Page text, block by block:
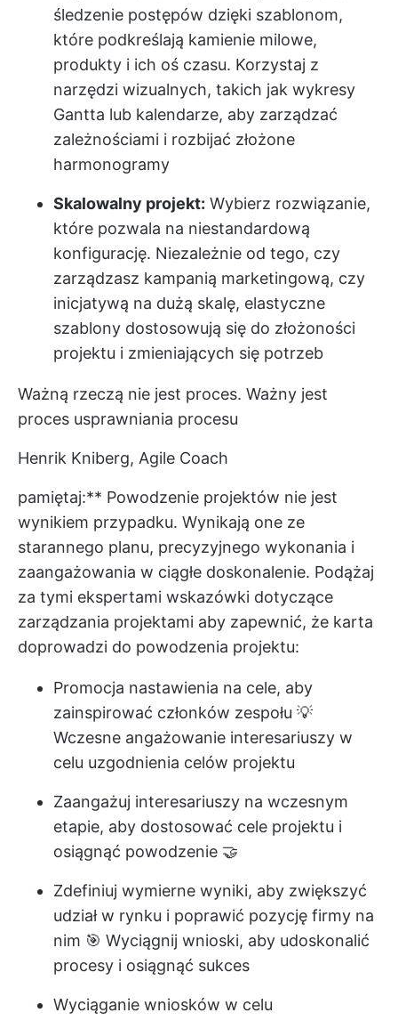
śledzenie postępów dzięki szablonom,
które podkreślają kamienie milowe,
produkty i ich oś czasu. Korzystaj z
narzędzi wizualnych, takich jak wykresy
Gantta lub kalendarze, aby zarządzać
zależnościami i rozbijać złożone
harmonogramy
Skalowalny projekt: Wybierz rozwiązanie,
które pozwala na niestandardową
konfigurację. Niezależnie od tego, czy
zarządzasz kampanią marketingową, czy
inicjatywą na dużą skalę, elastyczne
szablony dostosowują się do złożoności
projektu i zmieniających się potrzeb
Ważną rzeczą nie jest proces. Ważny jest
proces usprawniania procesu
Henrik Kniberg, Agile Coach
pamiętaj:** Powodzenie projektów nie jest
wynikiem przypadku. Wynikają one ze
starannego planu, precyzyjnego wykonania i
zaangażowania w ciągłe doskonalenie. Podążaj
za tymi ekspertami wskazówki dotyczące
zarządzania projektami aby zapewnić, że karta
doprowadzi do powodzenia projektu:
Promocja nastawienia na cele, aby
zainspirować członków zespołu 💡
Wczesne angażowanie interesariuszy w
celu uzgodnienia celów projektu
Zaangażuj interesariuszy na wczesnym
etapie, aby dostosować cele projektu i
osiągnąć powodzenie 🤝
Zdefiniuj wymierne wyniki, aby zwiększyć
udział w rynku i poprawić pozycję firmy na
nim 🎯 Wyciągnij wnioski, aby udoskonalić
procesy i osiągnąć sukces
Wyciąganie wniosków w celu